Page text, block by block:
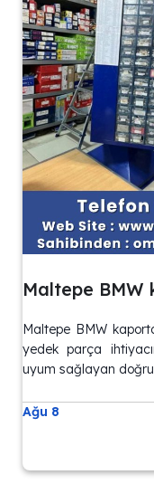
Maltepe
Maltepe BMW
yedek parça
uyum sağlayan
Ağu 8